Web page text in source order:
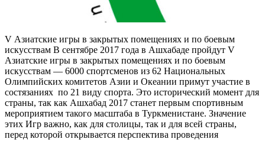
V Азиатские игры в закрытых помещениях и по боевым
искусствам В сентябре 2017 года в Ашхабаде пройдут V
Азиатские игры в закрытых помещениях и по боевым
искусствам — 6000 спортсменов из 62 Национальных
Олимпийских комитетов Азии и Океании примут участие в
состязаниях по 21 виду спорта. Это исторический момент для
страны, так как Ашхабад 2017 станет первым спортивным
мероприятием такого масштаба в Туркменистане. Значение
этих Игр важно, как для столицы, так и для всей страны,
перед которой открывается перспектива проведения